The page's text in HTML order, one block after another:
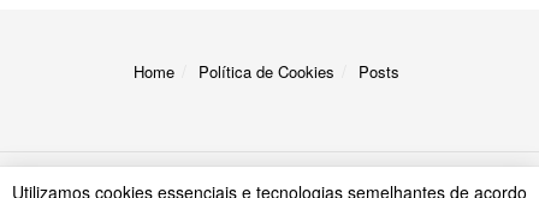
Home Política de Cookies Posts
Utilizamos cookies essenciais e tecnologias semelhantes de acordo